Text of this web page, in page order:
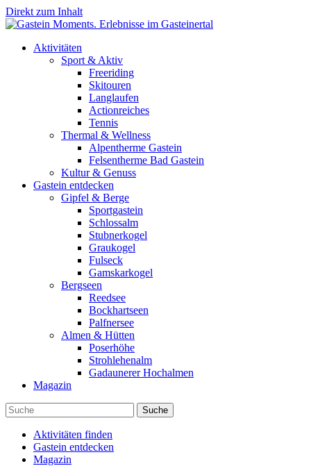
Direkt zum Inhalt
Aktivitäten
Sport & Aktiv
Freeriding
Skitouren
Langlaufen
Actionreiches
Tennis
Thermal & Wellness
Alpentherme Gastein
Felsentherme Bad Gastein
Kultur & Genuss
Gastein entdecken
Gipfel & Berge
Sportgastein
Schlossalm
Stubnerkogel
Graukogel
Fulseck
Gamskarkogel
Bergseen
Reedsee
Bockhartseen
Palfnersee
Almen & Hütten
Poserhöhe
Strohlehenalm
Gadaunerer Hochalmen
Magazin
Aktivitäten finden
Gastein entdecken
Magazin